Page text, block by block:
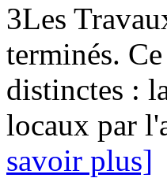
3Les
terminés.
distinctes :
locaux par
savoir plus]